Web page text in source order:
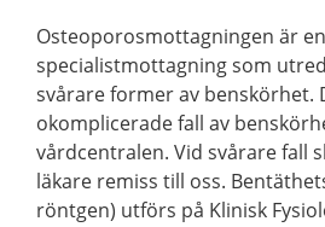
Osteoporosmottagningen är en
specialistmottagning som
svårare former av benskörhet.
okomplicerade fall av
vårdcentralen. Vid svårare fall
läkare remiss till oss.
röntgen) utförs på Klinisk